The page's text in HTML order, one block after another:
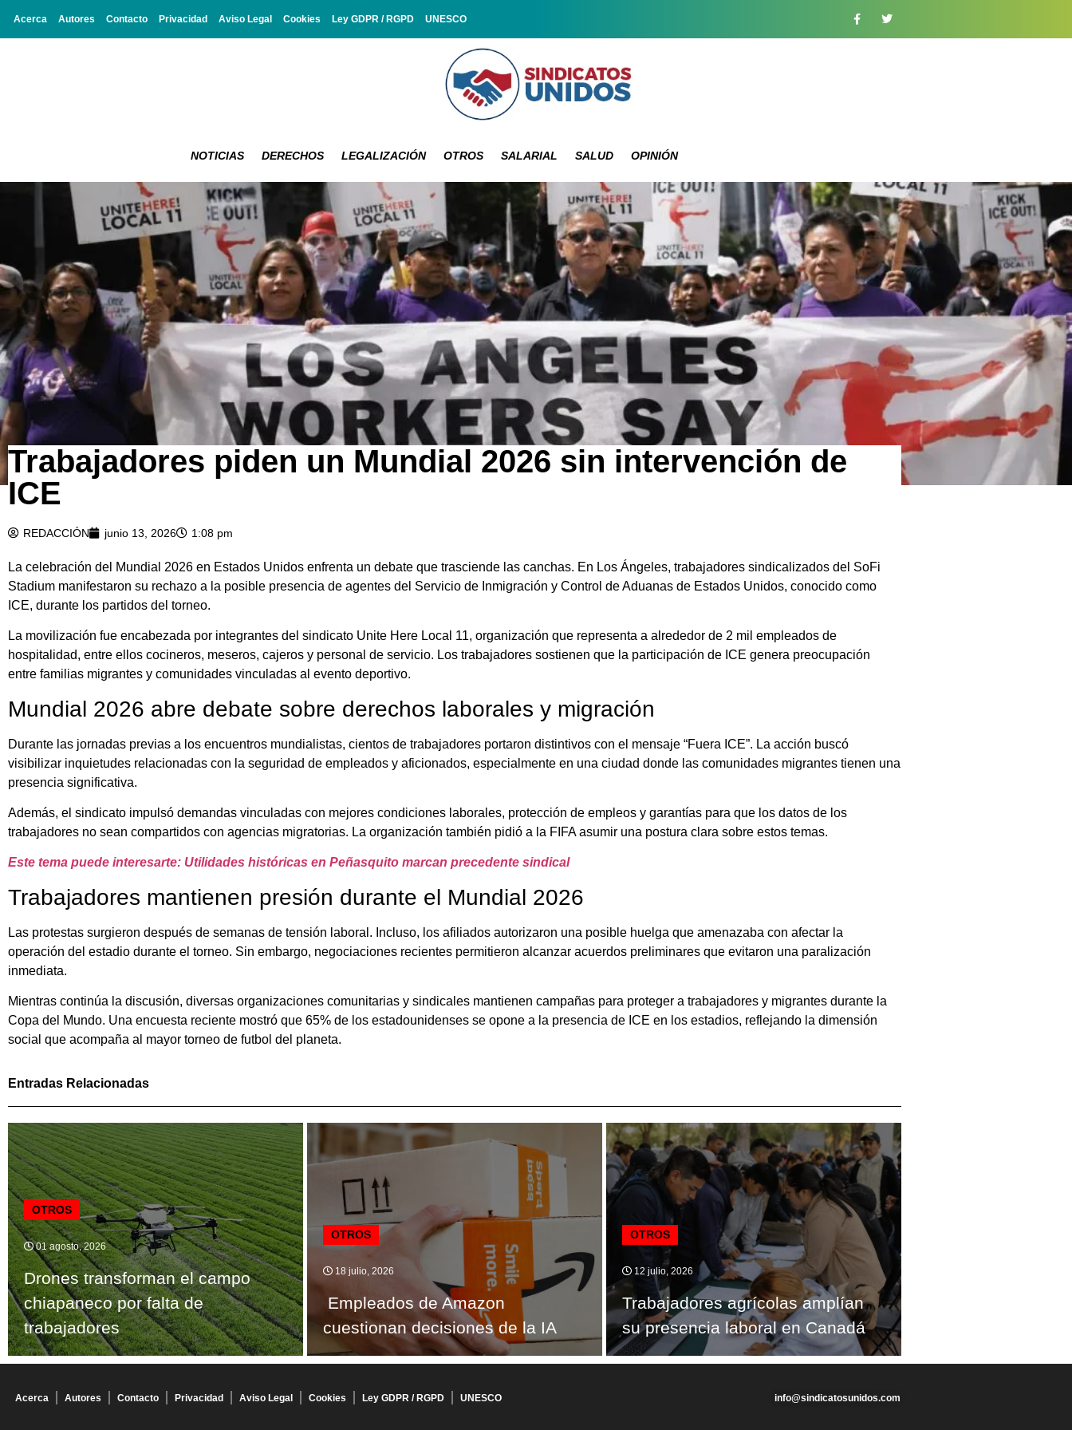
Acerca Autores Contacto Privacidad Aviso Legal Cookies Ley GDPR / RGPD UNESCO
NOTICIAS DERECHOS LEGALIZACIÓN OTROS SALARIAL SALUD OPINIÓN
Trabajadores piden un Mundial 2026 sin intervención de
ICE
REDACCIÓN junio 13, 2026 1:08 pm
La celebración del Mundial 2026 en Estados Unidos enfrenta un debate que trasciende las canchas. En Los Ángeles, trabajadores sindicalizados del SoFi
Stadium manifestaron su rechazo a la posible presencia de agentes del Servicio de Inmigración y Control de Aduanas de Estados Unidos, conocido como
ICE, durante los partidos del torneo.
La movilización fue encabezada por integrantes del sindicato Unite Here Local 11, organización que representa a alrededor de 2 mil empleados de
hospitalidad, entre ellos cocineros, meseros, cajeros y personal de servicio. Los trabajadores sostienen que la participación de ICE genera preocupación
entre familias migrantes y comunidades vinculadas al evento deportivo.
Mundial 2026 abre debate sobre derechos laborales y migración
Durante las jornadas previas a los encuentros mundialistas, cientos de trabajadores portaron distintivos con el mensaje “Fuera ICE”. La acción buscó
visibilizar inquietudes relacionadas con la seguridad de empleados y aficionados, especialmente en una ciudad donde las comunidades migrantes tienen una
presencia significativa.
Además, el sindicato impulsó demandas vinculadas con mejores condiciones laborales, protección de empleos y garantías para que los datos de los
trabajadores no sean compartidos con agencias migratorias. La organización también pidió a la FIFA asumir una postura clara sobre estos temas.
Este tema puede interesarte: Utilidades históricas en Peñasquito marcan precedente sindical
Trabajadores mantienen presión durante el Mundial 2026
Las protestas surgieron después de semanas de tensión laboral. Incluso, los afiliados autorizaron una posible huelga que amenazaba con afectar la
operación del estadio durante el torneo. Sin embargo, negociaciones recientes permitieron alcanzar acuerdos preliminares que evitaron una paralización
inmediata.
Mientras continúa la discusión, diversas organizaciones comunitarias y sindicales mantienen campañas para proteger a trabajadores y migrantes durante la
Copa del Mundo. Una encuesta reciente mostró que 65% de los estadounidenses se opone a la presencia de ICE en los estadios, reflejando la dimensión
social que acompaña al mayor torneo de futbol del planeta.
Entradas Relacionadas
OTROS
01 agosto, 2026
Drones transforman el campo
chiapaneco por falta de
trabajadores
OTROS
18 julio, 2026
Empleados de Amazon
cuestionan decisiones de la IA
OTROS
12 julio, 2026
Trabajadores agrícolas amplían
su presencia laboral en Canadá
Acerca Autores Contacto Privacidad Aviso Legal Cookies Ley GDPR / RGPD UNESCO info@sindicatosunidos.com